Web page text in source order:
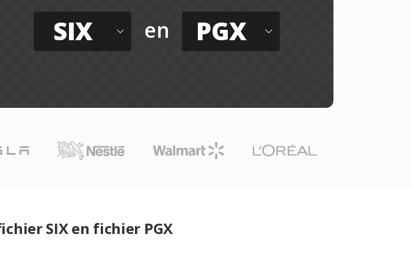
SIX en PGX
SIX en fichier PGX